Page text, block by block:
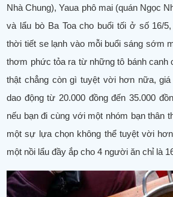
Nhà Chung), Yaua phô mai (quán Ngọc
và lẩu bò Ba Toa cho buổi tối ở số 16/
thời tiết se lạnh vào mỗi buổi sáng sớm
thơm phức tỏa ra từ những tô bánh canh
thật chẳng còn gì tuyệt vời hơn nữa,
dao động từ 20.000 đồng đến 35.000
nếu bạn đi cùng với một nhóm bạn thân
một sự lựa chọn không thể tuyệt vời
một nồi lẩu đầy ắp cho 4 người ăn chỉ là